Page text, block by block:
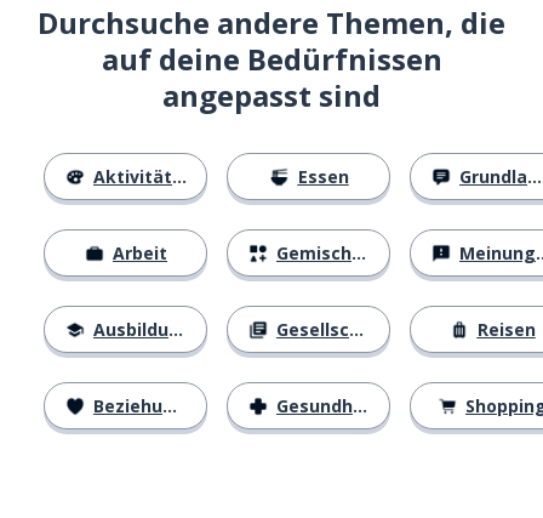
Durchsuche andere Themen, die
auf deine Bedürfnissen
angepasst sind
Aktivitäten
Arbeit
Ausbildung
Beziehungen
Essen
Gemischtes
Gesellschaft
Gesundheit
Grundlagen
Meinungen
Reisen